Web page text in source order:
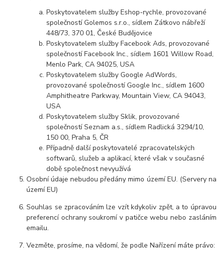
Poskytovatelem služby Eshop-rychle, provozované
společností Golemos s.r.o., sídlem Zátkovo nábřeží
448/73, 370 01, České Budějovice
Poskytovatelem služby Facebook Ads, provozované
společností Facebook Inc., sídlem 1601 Willow Road,
Menlo Park, CA 94025, USA
Poskytovatelem služby Google AdWords,
provozované společností Google Inc., sídlem 1600
Amphitheatre Parkway, Mountain View, CA 94043,
USA
Poskytovatelem služby Sklik, provozované
společností Seznam a.s., sídlem Radlická 3294/10,
150 00, Praha 5, ČR
Případně další poskytovatelé zpracovatelských
softwarů, služeb a aplikací, které však v současné
době společnost nevyužívá
Osobní údaje nebudou předány mimo území EU. (Servery na
území EU)
Souhlas se zpracováním lze vzít kdykoliv zpět, a to úpravou
preferencí ochrany soukromí v patičce webu nebo zasláním
emailu.
Vezměte, prosíme, na vědomí, že podle Nařízení máte právo: